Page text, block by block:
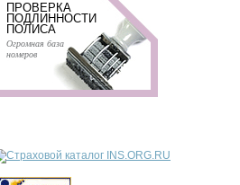
ПРОВЕРКА
ПОДЛИННОСТИ
ПОЛИСА
Огромная база
номеров